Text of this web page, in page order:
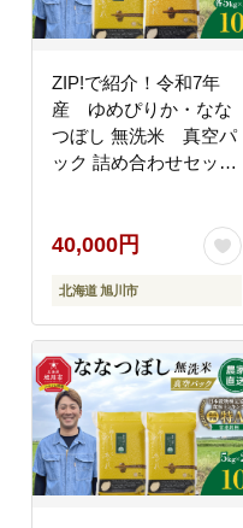
ZIP!で紹介！令和7年
産 ゆめぴりか・なな
つぼし 無洗米 真空パ
ック 詰め合わせセット
はん 米 5kg お米 ゆめ
市ふるさと納税 北海道
ふるさと納税 旭川市 北
40,000円
北海道 旭川市